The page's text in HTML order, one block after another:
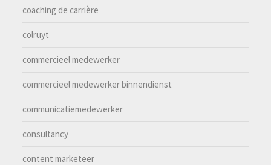
coaching de carrière
colruyt
commercieel medewerker
commercieel medewerker binnendienst
communicatiemedewerker
consultancy
content marketeer